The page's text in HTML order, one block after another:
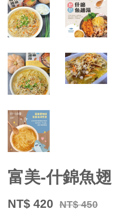
富美-什錦魚翅
NT$ 420 NT$ 450